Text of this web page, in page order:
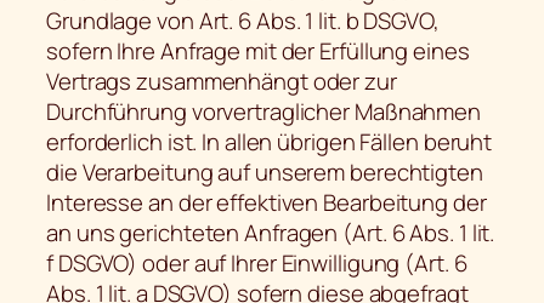
Grundlage von Art. 6 Abs. 1 lit. b DSGVO,
sofern Ihre Anfrage mit der Erfüllung eines
Vertrags zusammenhängt oder zur
Durchführung vorvertraglicher Maßnahmen
erforderlich ist. In allen übrigen Fällen beruht
die Verarbeitung auf unserem berechtigten
Interesse an der effektiven Bearbeitung der
an uns gerichteten Anfragen (Art. 6 Abs. 1 lit.
f DSGVO) oder auf Ihrer Einwilligung (Art. 6
Abs. 1 lit. a DSGVO) sofern diese abgefragt